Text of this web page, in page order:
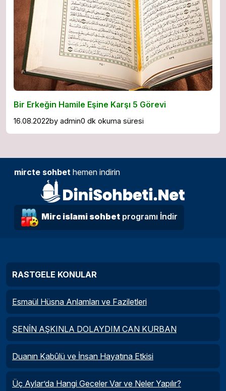
Bir Erkeğin Hamile Eşine Karşı 5 Görevi
16.08.2022by admin0 dk okuma süresi
mircte sohbet hemen indirin
Mirc islami sohbet programı İndir
RASTGELE KONULAR
Esmaül Hüsna Anlamları ve Faziletleri
SENİN AŞKINLA DOLAYDIM CAN KURBAN
Duanın Kabûlü ve İnsan Hayatına Etkisi
Üç Aylar’da Hangi Geceler Var ve Neler Yapılır?